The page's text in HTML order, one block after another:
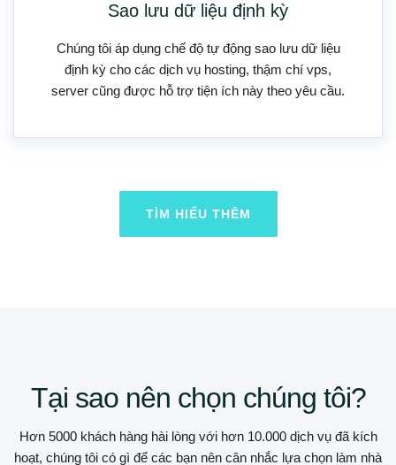
Sao lưu dữ liệu định kỳ
Chúng tôi áp dụng chế độ tự động sao lưu dữ liệu
định kỳ cho các dịch vụ hosting, thậm chí vps,
server cũng được hỗ trợ tiện ích này theo yêu cầu.
TÌM HIỂU THÊM
Tại sao nên chọn chúng tôi?
Hơn 5000 khách hàng hài lòng với hơn 10.000 dịch vụ đã kích
hoạt, chúng tôi có gì để các bạn nên cân nhắc lựa chọn làm nhà